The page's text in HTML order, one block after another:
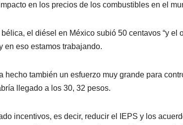
en los precios de los combustibles en el
el diésel en México subió 50 centavos “y el
en eso estamos trabajando.
hecho también un esfuerzo muy grande para
llegado a los 30, 32 pesos.
incentivos, es decir, reducir el IEPS y los